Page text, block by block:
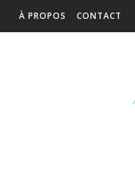
À PROPOS CONTACT